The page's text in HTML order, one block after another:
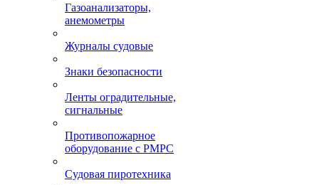
Газоанализаторы,
анемометры
Журналы судовые
Знаки безопасности
Ленты оградительные,
сигнальные
Противопожарное
оборудование с РМРС
Судовая пиротехника